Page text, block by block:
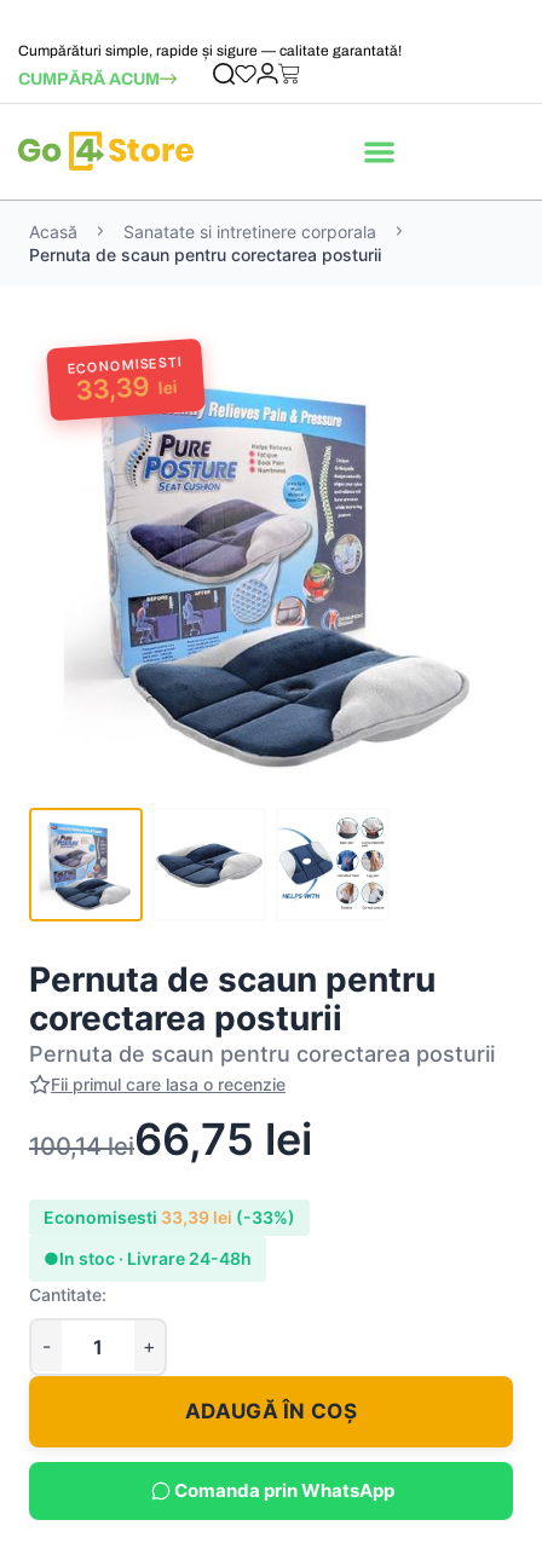
Cumpărături simple, rapide și sigure — calitate garantată!
CUMPĂRĂ ACUM
Acasă
Sanatate si intretinere corporala
Pernuta de scaun pentru corectarea posturii
ECONOMISESTI
33,39 lei
Pernuta de scaun pentru
corectarea posturii
Pernuta de scaun pentru corectarea posturii
Fii primul care lasa o recenzie
100,14lei66,75 lei
Economisesti 33,39 lei (-33%)
●In stoc · Livrare 24-48h
Cantitate:
ADAUGĂ ÎN COȘ
Comanda prin WhatsApp